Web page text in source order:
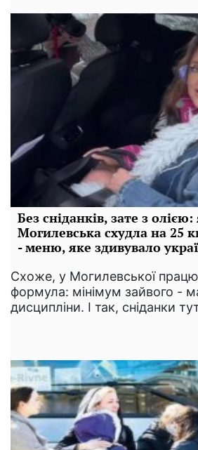
Без сніданків, зате з
Могилевська схудла на 25
- меню, яке здивувало
Схоже, у Могилевської
формула: мінімум зайвого -
дисципліни. І так, сніданки